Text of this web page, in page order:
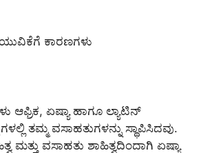
ಕಾರಣಗಳು
ಆಫ್ರಿಕ, ಏಷ್ಯಾ ಹಾಗೂ ಲ್ಯಾಟಿನ್
ತಮ್ಮ ವಸಾಹತುಗಳನ್ನು ಸ್ಥಾಪಿಸಿದವು.
ಮತ್ತು ವಸಾಹತು ಶಾಹಿತ್ವದಿಂದಾಗಿ ಏಷ್ಯಾ